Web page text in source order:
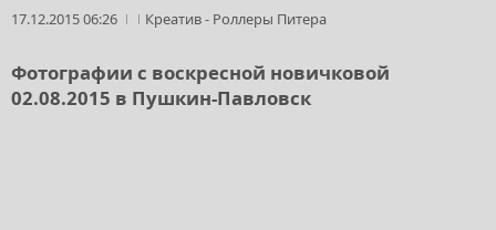
17.12.2015 06:26 Креатив- Роллеры Питера
Фотографии с воскресной новичковой
02.08.2015 в Пушкин-Павловск